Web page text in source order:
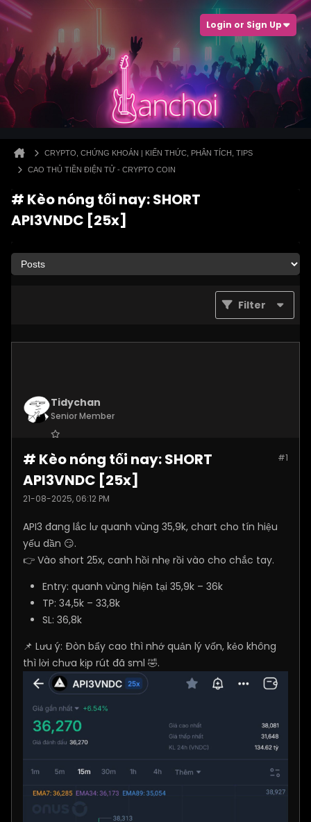
Login or Sign Up
CRYPTO, CHỨNG KHOÁN | KIẾN THỨC, PHÂN TÍCH, TIPS
CAO THỦ TIỀN ĐIỆN TỬ - CRYPTO COIN
# Kèo nóng tối nay: SHORT
API3VNDC [25x]
Filter
Tidychan
Senior Member
Posts:1248 #1
# Kèo nóng tối nay: SHORT
API3VNDC [25x]
21-08-2025, 06:12 PM
API3 đang lắc lư quanh vùng 35,9k, chart cho tín hiệu
yếu dần 😏.
👉 Vào short 25x, canh hồi nhẹ rồi vào cho chắc tay.
Entry: quanh vùng hiện tại 35,9k – 36k
TP: 34,5k – 33,8k
SL: 36,8k
📌 Lưu ý: Đòn bẩy cao thì nhớ quản lý vốn, kẻo không
thì lời chưa kịp rút đã sml 🤣.